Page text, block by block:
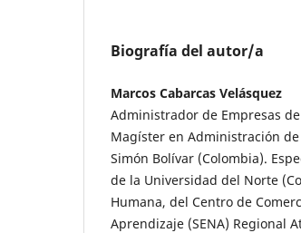
Biografía del autor/a
Marcos Cabarcas Velásquez
Administrador de Empresas
Magíster en Administración
Simón Bolívar (Colombia).
de la Universidad del Norte
Humana, del Centro de
Aprendizaje (SENA) Regional